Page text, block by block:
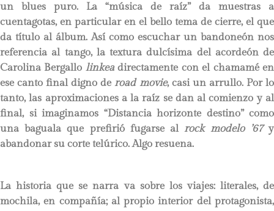
un blues puro. La “música de raíz” da muestras a
cuentagotas, en particular en el bello tema de cierre, el que
da título al álbum. Así como escuchar un bandoneón nos
referencia al tango, la textura dulcísima del acordeón de
Carolina Bergallo linkeadirectamente con el chamamé en
ese canto final digno deroad movie, casi un arrullo. Por lo
tanto, las aproximaciones a la raíz se dan al comienzo y al
final, si imaginamos “Distancia horizonte destino” como
una baguala que prefirió fugarse alrock modelo ’67y
abandonar su corte telúrico. Algo resuena.
La historia que se narra va sobre los viajes: literales, de
mochila, en compañía; al propio interior del protagonista,